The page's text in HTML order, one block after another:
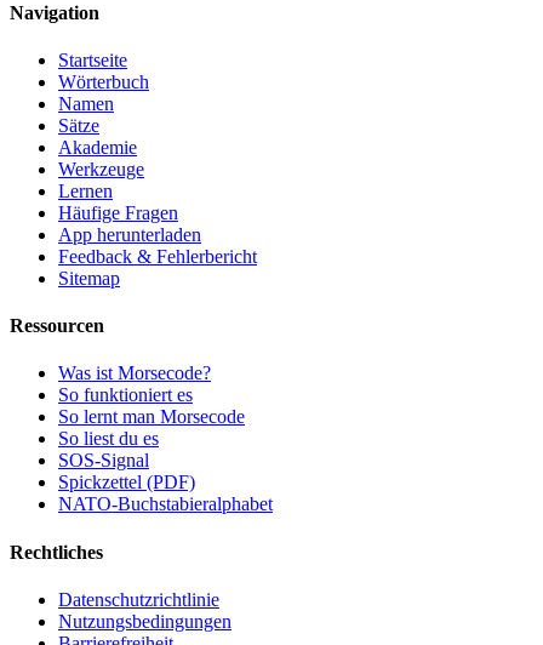
Navigation
Startseite
Wörterbuch
Namen
Sätze
Akademie
Werkzeuge
Lernen
Häufige Fragen
App herunterladen
Feedback & Fehlerbericht
Sitemap
Ressourcen
Was ist Morsecode?
So funktioniert es
So lernt man Morsecode
So liest du es
SOS-Signal
Spickzettel (PDF)
NATO-Buchstabieralphabet
Rechtliches
Datenschutzrichtlinie
Nutzungsbedingungen